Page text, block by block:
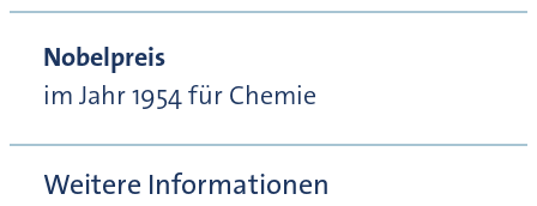
Nobelpreis
im Jahr 1954 für Chemie
Weitere Informationen